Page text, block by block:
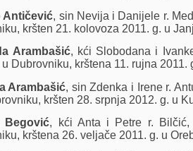
Antičević, sin Nevija i Danijele r.
kršten 21. kolovoza 2011. g. u
Arambašić, kći Slobodana i
u Dubrovniku, krštena 11. rujna 2011.
Arambašić, sin Zdenka i Irene r.
kršten 28. srpnja 2012. g. u
Begović, kći Anta i Petre r.
krštena 26. veljače 2011. g. u